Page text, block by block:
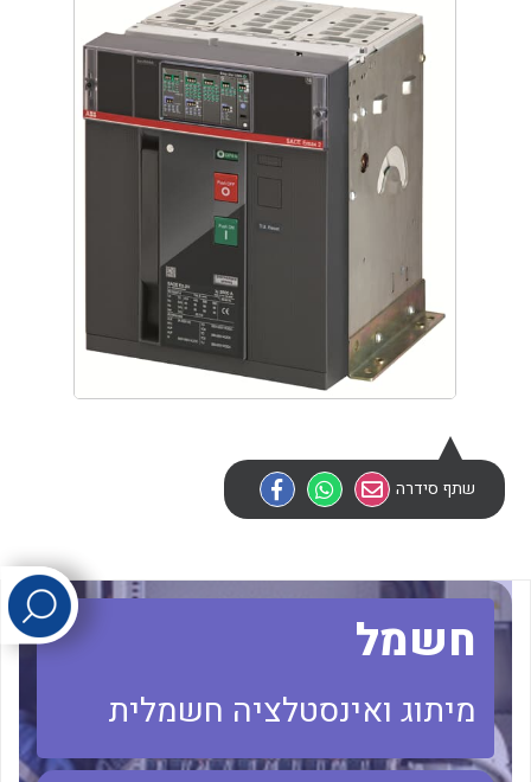
פתרונות לתחום הסולארי
לכל מוצרי היצרן לכל מוצרי היצרן
לכל מוצרי היצרן לכל מוצרי היצרן
לכל מוצרי היצרן
לכל מוצרי היצרן לכל מוצרי היצרן
שתף סידרה
חשמל
מיתוג ואינסטלציה חשמלית